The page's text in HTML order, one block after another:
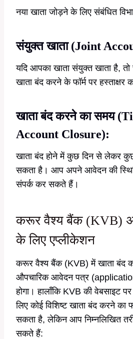
नया खाता जोड़ने के लिए संबंधित
संयुक्त खाता (Joint
यदि आपका खाता संयुक्त खाता है, तो
खाता बंद करने के फॉर्म पर हस्ताक्षर
खाता बंद करने का समय
Account Closure):
खाता बंद होने में कुछ दिन से लेकर
सकता है। आप अपने आवेदन की
संपर्क कर सकते हैं।
करूर वैश्य बैंक (KVB)
के लिए एप्लीकेशन
करूर वैश्य बैंक (KVB) में खाता बंद
औपचारिक आवेदन पत्र
होगा। हालाँकि KVB की वेबसाइट
लिए कोई विशिष्ट खाता बंद करने का
सकता है, लेकिन आप निम्नलिखित
सकते हैं: